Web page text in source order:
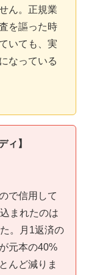
ん。正規業
を謳った時
いても、実
なっている
ィ】
で信用して
まれたのは
。月1返済の
元本の40%
んど減りま